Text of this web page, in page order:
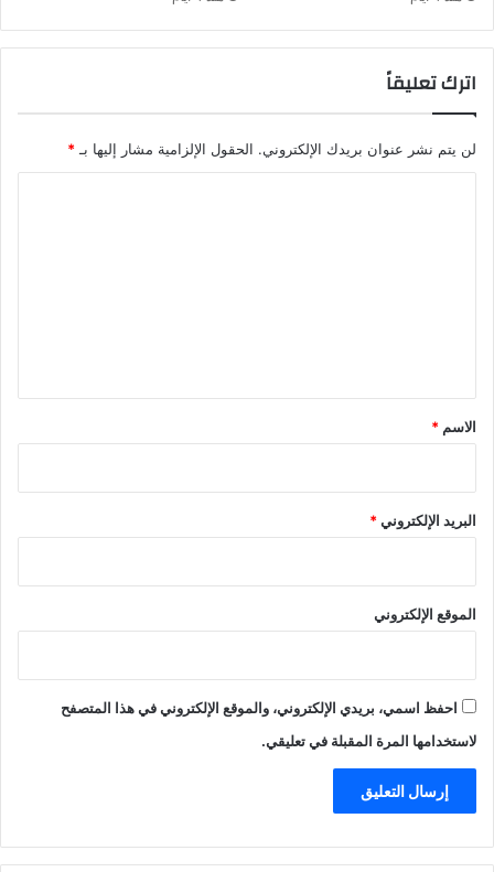
اترك تعليقاً
لن يتم نشر عنوان بريدك الإلكتروني. الحقول الإلزامية مشار إليها بـ *
*
الاسم *
البريد الإلكتروني*
الموقع الإلكتروني
احفظ اسمي، بريدي الإلكتروني، والموقع الإلكتروني في هذا المتصفح
لاستخدامها المرة المقبلة في تعليقي.